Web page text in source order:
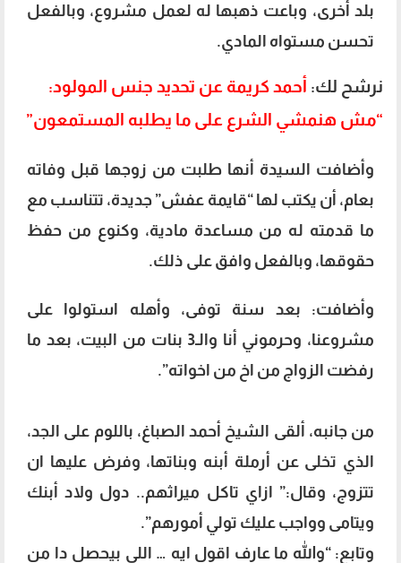
بلد أخرى، وباعت ذهبها له لعمل مشروع، وبالفعل
تحسن مستواه المادي.
نرشح لك: أحمد كريمة عن تحديد جنس المولود:
“مش هنمشي الشرع على ما يطلبه المستمعون”
وأضافت السيدة أنها طلبت من زوجها قبل وفاته
بعام، أن يكتب لها “قايمة عفش” جديدة، تتناسب مع
ما قدمته له من مساعدة مادية، وكنوع من حفظ
حقوقها، وبالفعل وافق على ذلك.
وأضافت: بعد سنة توفى، وأهله استولوا على
مشروعنا، وحرموني أنا والـ3 بنات من البيت، بعد ما
رفضت الزواج من اخ من اخواته”.
من جانبه، ألقى الشيخ أحمد الصباغ، باللوم على الجد،
الذي تخلى عن أرملة أبنه وبناتها، وفرض عليها ان
تتزوج، وقال:” ازاي تاكل ميراثهم.. دول ولاد أبنك
ويتامى وواجب عليك تولي أمورهم”.
وتابع: “والله ما عارف اقول ايه … اللي بيحصل دا من